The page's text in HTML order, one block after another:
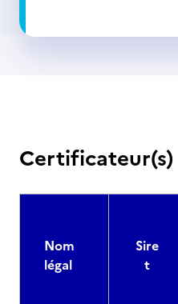
Certificateur(s)
Nom
légal
Sire
t